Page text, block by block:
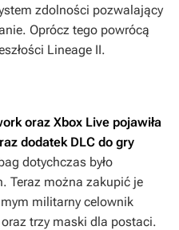
zdolności pozwalający
Oprócz tego powrócą
Lineage II.
oraz Xbox Live pojawiła
dodatek DLC do gry
dotychczas było
Teraz można zakupić je
militarny celownik
trzy maski dla postaci.